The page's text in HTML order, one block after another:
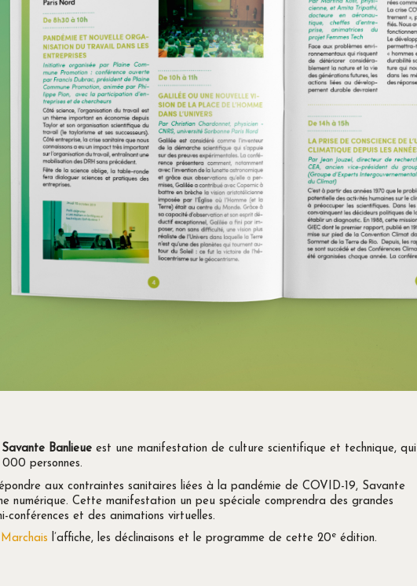
Savante Banlieue est une manifestation de culture scientifique et technique, qui
personnes.
aux contraintes sanitaires liées à la pandémie de COVID-19, Savante
numérique. Cette manifestation un peu spéciale comprendra des grandes
conférences et des animations virtuelles.
l’affiche, les déclinaisons et le programme de cette 20e édition.